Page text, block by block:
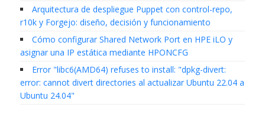
Arquitectura de despliegue Puppet con control-repo,
r10k y Forgejo: diseño, decisión y funcionamiento
Cómo configurar Shared Network Port en HPE iLO y
asignar una IP estática mediante HPONCFG
Error "libc6(AMD64) refuses to install: "dpkg-divert:
error: cannot divert directories al actualizar Ubuntu 22.04 a
Ubuntu 24.04"